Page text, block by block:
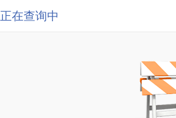
正在查询中